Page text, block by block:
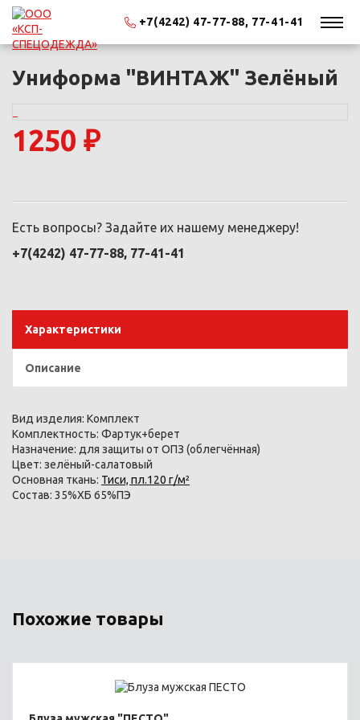
+7(4242) 47-77-88, 77-41-41
Униформа "ВИНТАЖ" Зелёный
1250 ₽
Есть вопросы? Задайте их нашему менеджеру!
+7(4242) 47-77-88, 77-41-41
Характеристики
Описание
Вид изделия: Комплект
Комплектность: Фартук+берет
Назначение: для защиты от ОПЗ (облегчённая)
Цвет: зелёный-салатовый
Основная ткань: Тиси, пл.120 г/м²
Состав: 35%ХБ 65%ПЭ
Похожие товары